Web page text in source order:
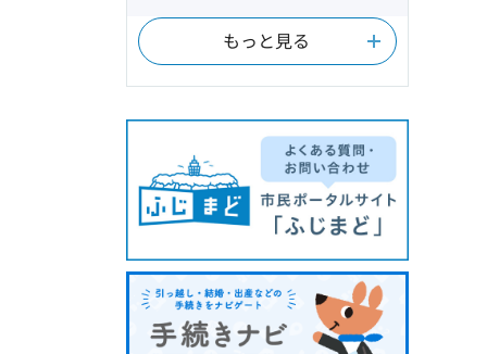
もっと見る